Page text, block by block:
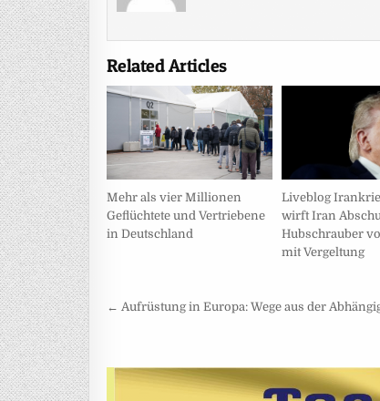
Related Articles
Mehr als vier Millionen
Geflüchtete und Vertriebene
in Deutschland
Liveblog
wirft Iran
Hubschrauber
mit Vergeltung
Beitragsnavigation
← Aufrüstung in Europa: Wege aus der